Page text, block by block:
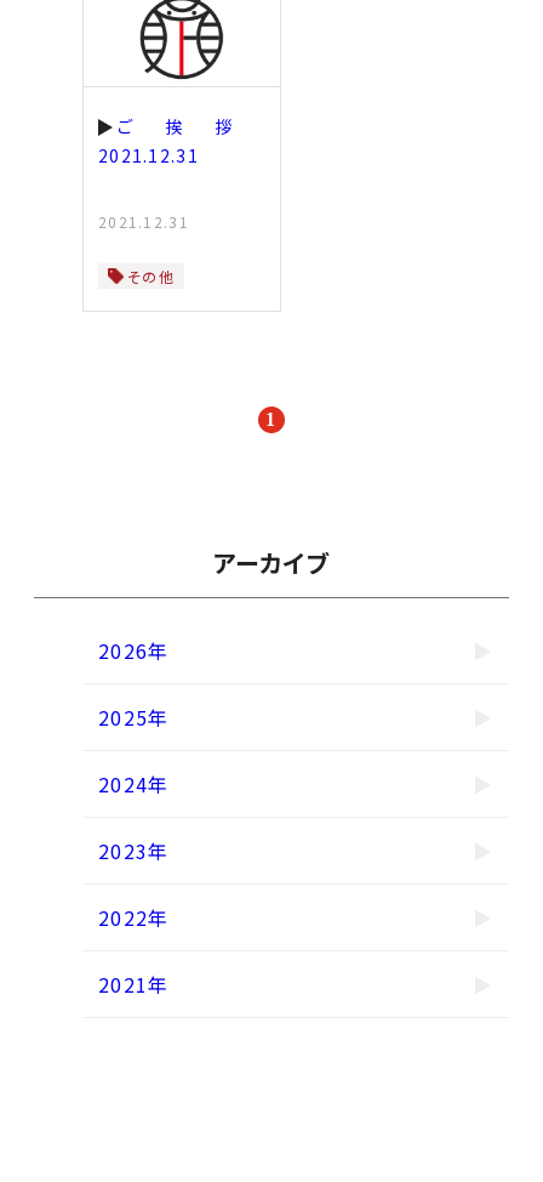
ご挨拶
2021.12.31
2021.12.31
その他
1
アーカイブ
2026年
2025年
2024年
2023年
2022年
2021年